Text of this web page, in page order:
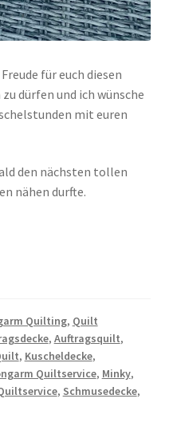
für euch diesen
dürfen und ich wünsche
mit euren
den nächsten tollen
nähen durfte.
Quilting, Quilt
, Auftragsquilt,
, Kuscheldecke,
Quiltservice, Minky,
, Schmusedecke,